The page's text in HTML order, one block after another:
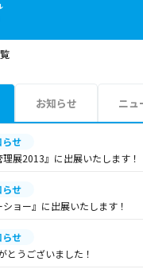
お
ト
エリア情報を見る
お知らせ ニュ
らせ
理展2013』に出展いたします！
らせ
ショー』に出展いたします！
らせ
うございました！